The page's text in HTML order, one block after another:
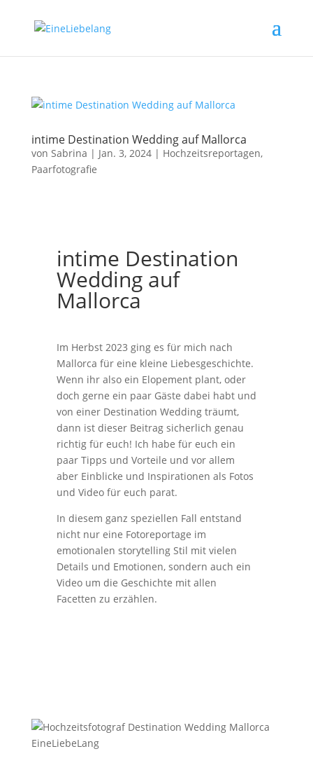
intime Destination Wedding auf Mallorca
von Sabrina | Jan. 3, 2024| Hochzeitsreportagen,
Paarfotografie
intime Destination
Wedding auf
Mallorca
Im Herbst 2023 ging es für mich nach
Mallorca für eine kleine Liebesgeschichte.
Wenn ihr also ein Elopement plant, oder
doch gerne ein paar Gäste dabei habt und
von einer Destination Wedding träumt,
dann ist dieser Beitrag sicherlich genau
richtig für euch! Ich habe für euch ein
paar Tipps und Vorteile und vor allem
aber Einblicke und Inspirationen als Fotos
und Video für euch parat.
In diesem ganz speziellen Fall entstand
nicht nur eine Fotoreportage im
emotionalen storytelling Stil mit vielen
Details und Emotionen, sondern auch ein
Video um die Geschichte mit allen
Facetten zu erzählen.